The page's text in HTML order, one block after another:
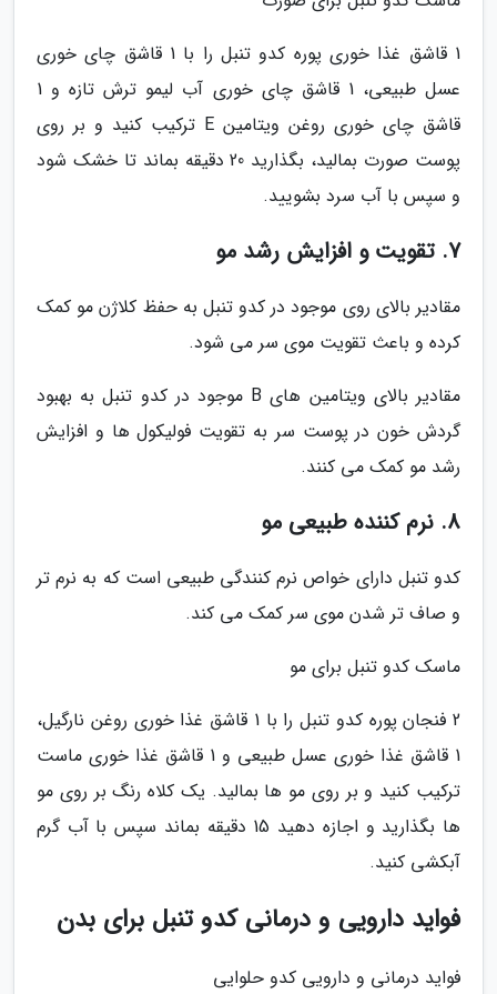
1 قاشق غذا خوری پوره کدو تنبل را با 1 قاشق چای خوری
عسل طبیعی، 1 قاشق چای خوری آب لیمو ترش تازه و 1
قاشق چای خوری روغن ویتامین E ترکیب کنید و بر روی
پوست صورت بمالید، بگذارید 20 دقیقه بماند تا خشک شود
و سپس با آب سرد بشویید.
7. تقویت و افزایش رشد مو
مقادیر بالای روی موجود در کدو تنبل به حفظ کلاژن مو کمک
کرده و باعث تقویت موی سر می شود.
مقادیر بالای ویتامین های B موجود در کدو تنبل به بهبود
گردش خون در پوست سر به تقویت فولیکول ها و افزایش
رشد مو کمک می کنند.
8. نرم کننده طبیعی مو
کدو تنبل دارای خواص نرم کنندگی طبیعی است که به نرم تر
و صاف تر شدن موی سر کمک می کند.
ماسک کدو تنبل برای مو
2 فنجان پوره کدو تنبل را با 1 قاشق غذا خوری روغن نارگیل،
1 قاشق غذا خوری عسل طبیعی و 1 قاشق غذا خوری ماست
ترکیب کنید و بر روی مو ها بمالید. یک کلاه رنگ بر روی مو
ها بگذارید و اجازه دهید 15 دقیقه بماند سپس با آب گرم
آبکشی کنید.
فواید دارویی و درمانی کدو تنبل برای بدن
فواید درمانی و دارویی کدو حلوایی